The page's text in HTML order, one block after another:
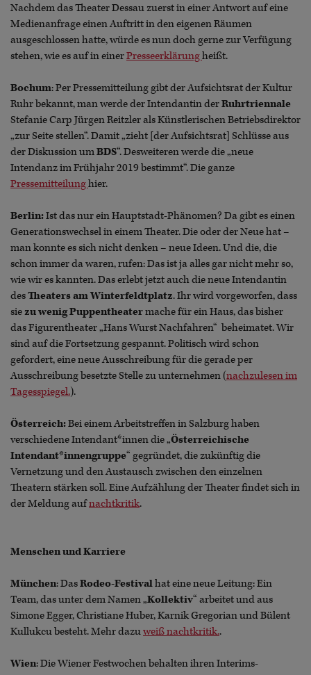
Nachdem das Theater Dessau zuerst in einer Antwort auf eine
Medienanfrage einen Auftritt in den eigenen Räumen
ausgeschlossen hatte, würde es nun doch gerne zur Verfügung
stehen, wie es auf in einerPresseerklärungheißt.
Bochum: Per Pressemitteilung gibt der Aufsichtsrat der Kultur
Ruhr bekannt, man werde der Intendantin derRuhrtriennale
Stefanie Carp Jürgen Reitzler alsKünstlerischen Betriebsdirektor
„zur Seite stellen“. Damit „zieht [der Aufsichtsrat] Schlüsse aus
der Diskussion umBDS“. Desweiteren werde die „neue
Intendanz im Frühjahr 2019 bestimmt“. Die ganze
Pressemitteilunghier.
Berlin:Ist das nur ein Hauptstadt-Phänomen? Da gibt es einen
Generationswechsel in einem Theater. Die oder der Neue hat –
man konnte es sich nicht denken – neue Ideen. Und die, die
schon immer da waren, rufen: Das ist ja alles gar nicht mehr so,
wie wir es kannten. Das erlebt jetzt auch die neue Intendantin
desTheaters am Winterfeldtplatz. Ihr wird vorgeworfen, dass
siezu wenig Puppentheatermache für ein Haus, das bisher
das Figurentheater „Hans Wurst Nachfahren“ beheimatet. Wir
sind auf die Fortsetzung gespannt. Politisch wird schon
gefordert, eine neue Ausschreibung für die gerade per
Ausschreibung besetzte Stelle zu unternehmen (nachzulesen im
Tagesspiegel.).
Österreich:Bei einem Arbeitstreffen in Salzburg haben
verschiedene Intendant*innen die „Österreichische
Intendant*innengruppe“ gegründet, die zukünftig die
Vernetzung und den Austausch zwischen den einzelnen
Theatern stärken soll. Eine Aufzählung der Theater findet sich in
der Meldung aufnachtkritik.
Menschen und Karriere
München: DasRodeo-Festivalhat eine neue Leitung: Ein
Team, das unter dem Namen „Kollektiv“ arbeitet und aus
Simone Egger, Christiane Huber, Karnik Gregorian und Bülent
Kullukcu besteht. Mehr dazuweiß nachtkritik..
Wien: Die Wiener Festwochen behalten ihren Interims-